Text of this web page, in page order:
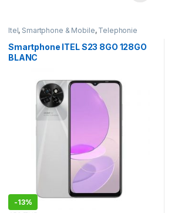
Itel, Smartphone & Mobile, Telephonie
Smartphone ITEL S23 8GO 128GO
BLANC
-13%